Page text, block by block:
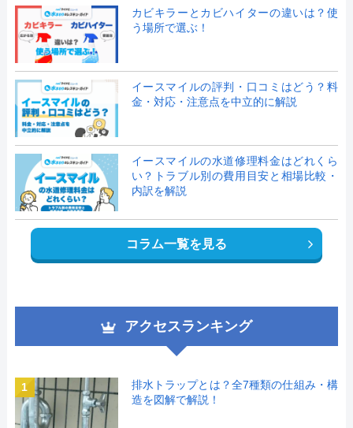
カビキラーとカビハイターの違いは？使
う場所で選ぶ！
イースマイルの評判・口コミはどう？料
金・対応・注意点を中立的に解説
イースマイルの水道修理料金はどれくら
い？トラブル別の費用目安と相場比較・
内訳を解説
コラム一覧を見る
アクセスランキング
1
排水トラップとは？全7種類の仕組み・構
造を図解で解説！